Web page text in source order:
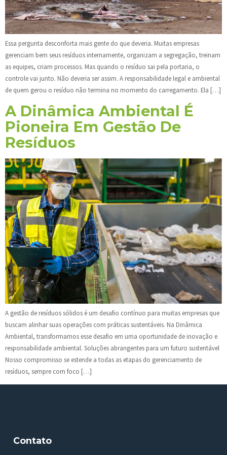
Essa pergunta desconforta mais gente do que deveria. Muitas empresas
gerenciam bem seus resíduos internamente, organizam a segregação, treinam
as equipes, criam processos. Mas quando o resíduo sai pela portaria, o
controle vai junto. Não deveria ser assim. A responsabilidade legal e ambiental
de quem gerou o resíduo não termina no momento do carregamento. Ela […]
A Dinâmica Ambiental É
Pioneira Em Gestão De
Resíduos
A gestão de resíduos sólidos é um desafio contínuo para muitas empresas que
buscam alinhar suas operações com práticas sustentáveis. Na Dinâmica
Ambiental, transformamos esse desafio em uma oportunidade de inovação e
responsabilidade ambiental. Soluções abrangentes para um futuro sustentável
Nosso compromisso se estende a todas as etapas do gerenciamento de
resíduos, sempre com foco […]
Contato